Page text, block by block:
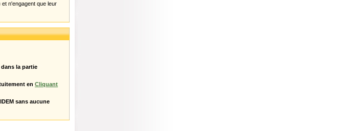
n'engagent que leur
la partie
en Cliquant
sans aucune